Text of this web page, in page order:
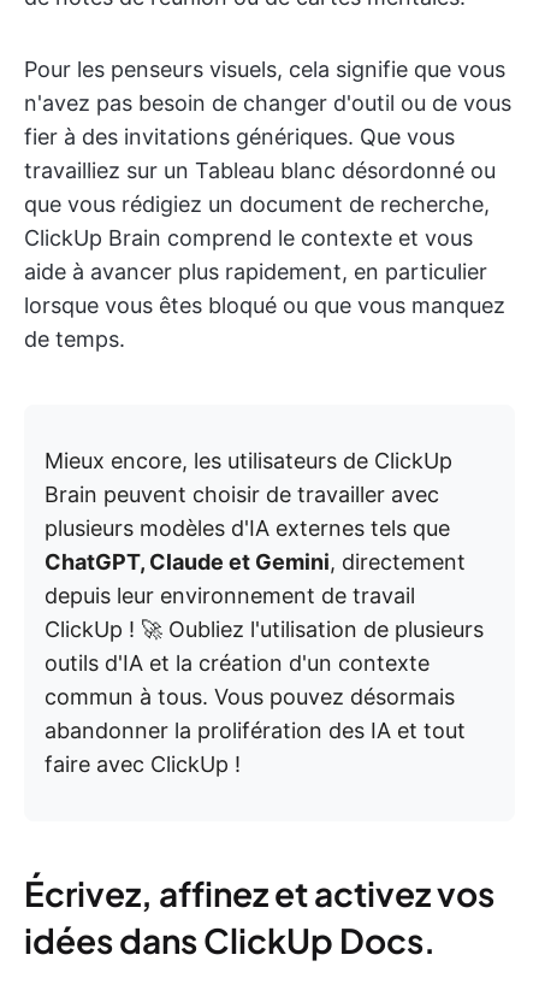
Pour les penseurs visuels, cela signifie que vous
n'avez pas besoin de changer d'outil ou de vous
fier à des invitations génériques. Que vous
travailliez sur un Tableau blanc désordonné ou
que vous rédigiez un document de recherche,
ClickUp Brain comprend le contexte et vous
aide à avancer plus rapidement, en particulier
lorsque vous êtes bloqué ou que vous manquez
de temps.
Mieux encore, les utilisateurs de ClickUp
Brain peuvent choisir de travailler avec
plusieurs modèles d'IA externes tels que
ChatGPT, Claude et Gemini, directement
depuis leur environnement de travail
ClickUp ! 🚀 Oubliez l'utilisation de plusieurs
outils d'IA et la création d'un contexte
commun à tous. Vous pouvez désormais
abandonner la prolifération des IA et tout
faire avec ClickUp !
Écrivez, affinez et activez vos
idées dans ClickUp Docs.